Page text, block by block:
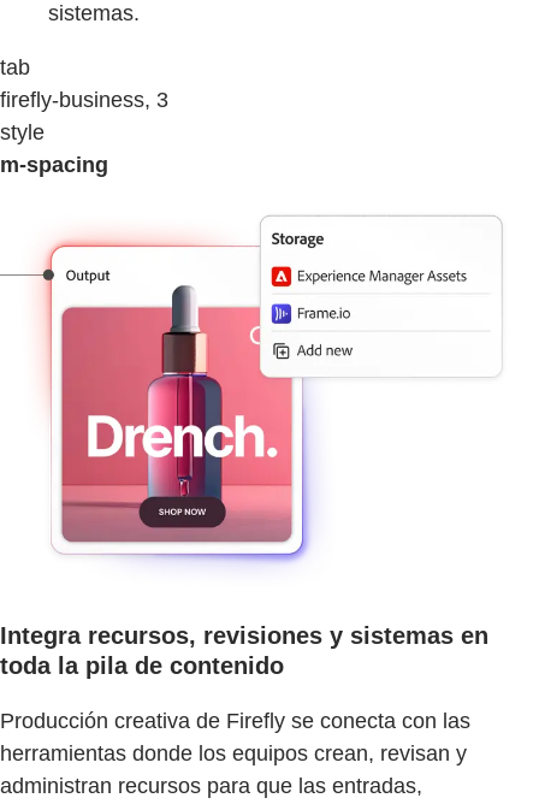
sistemas.
tab
firefly-business, 3
style
m-spacing
Integra recursos, revisiones y sistemas en
toda la pila de contenido
Producción creativa de Firefly se conecta con las
herramientas donde los equipos crean, revisan y
administran recursos para que las entradas,